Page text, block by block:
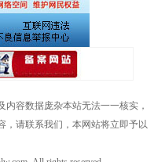
容数据庞杂本站无法一一核实，
，请联系我们，本网站将立即予以